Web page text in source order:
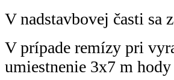
V nadstavbovej časti sa
V prípade remízy pri
umiestnenie 3x7 m